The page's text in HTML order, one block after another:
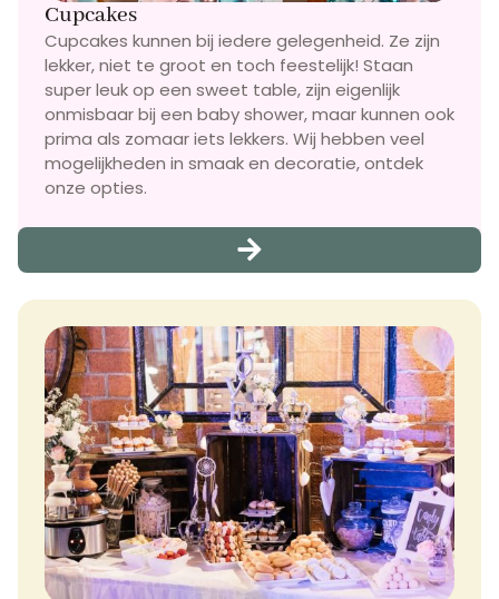
Cupcakes
Cupcakes kunnen bij iedere gelegenheid. Ze zijn
lekker, niet te groot en toch feestelijk! Staan
super leuk op een sweet table, zijn eigenlijk
onmisbaar bij een baby shower, maar kunnen ook
prima als zomaar iets lekkers. Wij hebben veel
mogelijkheden in smaak en decoratie, ontdek
onze opties.